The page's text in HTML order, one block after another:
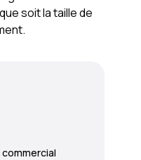
soit la taille de